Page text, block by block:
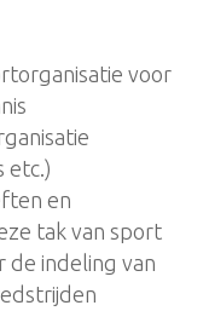
voor
etc.)
en
tak van sport
de indeling van